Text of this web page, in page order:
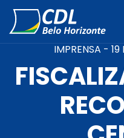
IMPRENSA - 19